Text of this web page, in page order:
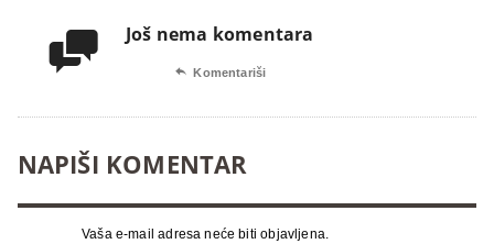
 Još nema komentara
 Komentariši
NAPIŠI KOMENTAR
Vaša e-mail adresa neće biti objavljena.